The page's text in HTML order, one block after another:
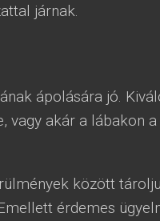
járnak.
ápolására jó.
vagy akár a lábakon a
között
érdemes